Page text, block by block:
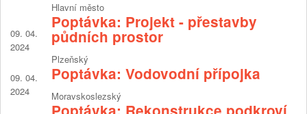
Hlavní město
09. 04.
2024
Poptávka: Projekt - přestavby
půdních prostor
Plzeňský
09. 04.
2024
Poptávka: Vodovodní přípojka
Moravskoslezský